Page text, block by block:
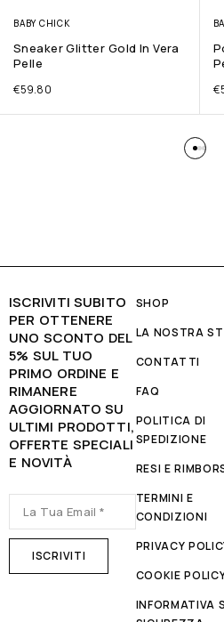
BABY CHICK
Sneaker Glitter Gold In Vera
Pelle
€59.80 €
ISCRIVITI SUBITO
PER OTTENERE
UNO SCONTO DEL
5% SUL TUO
PRIMO ORDINE E
RIMANERE
AGGIORNATO SU
ULTIMI PRODOTTI,
OFFERTE SPECIALI
E NOVITÀ
SHOP
LA NOSTRA
CONTATTI
FAQ
POLITICA DI
SPEDIZIONE
RESI E
TERMINI E
CONDIZIONI
PRIVACY
COOKIE
INFORMATIVA